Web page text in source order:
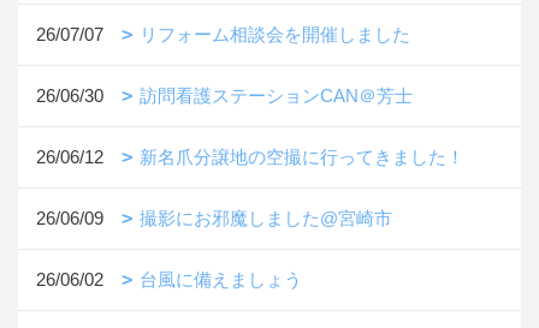
26/07/07 リフォーム相談会を開催しました
26/06/30 訪問看護ステーションCAN＠芳士
26/06/12 新名爪分譲地の空撮に行ってきました！
26/06/09 撮影にお邪魔しました@宮崎市
26/06/02 台風に備えましょう